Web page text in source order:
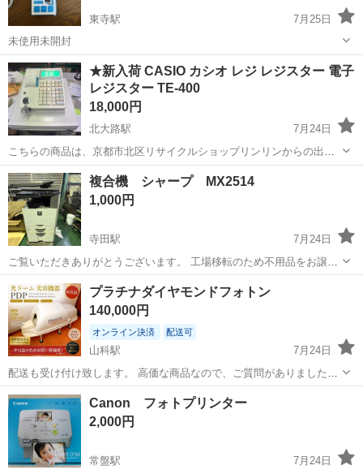
東寺駅
7月25日
未使用未開封
京都 京都市 東寺駅
★新入荷 CASIO カシオ レジ レジスター 電子
レジスター TE-400
18,000円
北大路駅
7月24日
こちらの商品は、京都市北区リサイクルショップリンリンからの出品
となります。 当店は、家具・家電・食器・骨董品・日用品など、多種
多様な商品を取り揃えております。 昭和レトロなレア商品も沢山ござ
いますので、店内を見るだけで...
京都 京都市 北大路駅 その他
複合機 シャープ MX2514
1,000円
寺田駅
7月24日
ご覧いただきありがとうございます。 工場移転のため不用品をお譲り
します。 7年ほど前に購入した複合機です。 使わず、半年ほど倉庫に
置いてありました 【購入時価格】リースなし 振込一括 【傷などの状
態】とくに目立った傷はあり...
京都 八幡市 寺田駅 その他
プラチナダイヤモンドフォトン
140,000円
オンライン決済 配送可
山科駅
7月24日
配送も受け付け致します。 高価な商品なので、ご質問がありましたら
しっかりお答え致します。 プラチナダイヤモンドフォトン（PDP）と
は次世代素材：ナノプラチナとナノダイヤモンドを組み合わせたハイ
ブリッド素材です。生育光線：外...
京都 山科駅 商品
Canon フォトプリンター
2,000円
常盤駅 7月24日